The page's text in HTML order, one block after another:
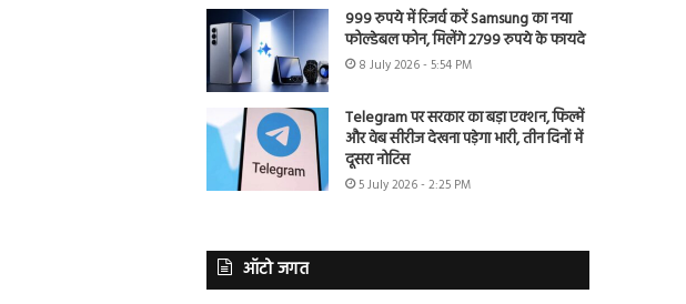
999 रुपये में रिजर्व करें Samsung का नया
फोल्डेबल फोन, मिलेंगे 2799 रुपये के फायदे
8 July 2026 - 5:54 PM
Telegram पर सरकार का बड़ा एक्शन, फिल्में
और वेब सीरीज देखना पड़ेगा भारी, तीन दिनों में
दूसरा नोटिस
5 July 2026 - 2:25 PM
ऑटो जगत